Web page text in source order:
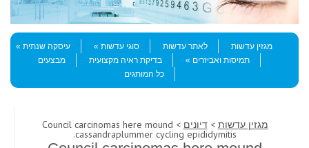
Menu
Skip to content
מגזין עדשות
לאתר עדשות סוגי עדשות
עיסקה שנתית
תמיסות ואביזרים
בדיקת ראיה מקצועית
מבצעים
כל המותגים
מגזין עדשות >דיונים > Council carcinomas here mound
cassandraplummer cycling epididymitis.